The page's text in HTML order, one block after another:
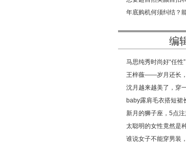
年底购机何须纠结？
编
马思纯秀时尚好“任性
王梓薇——岁月还长
沈月越来越美了，穿
​baby露肩毛衣搭短裙
新月的狮子座，5点
太聪明的女性竟然是
谁说女子不能穿男装